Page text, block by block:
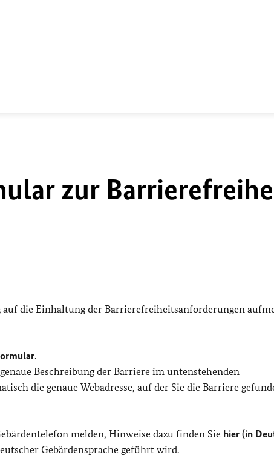
zur
auf die Einhaltung der Barrierefreiheitsanforderungen
.
Beschreibung der Barriere im untenstehenden
die genaue Webadresse, auf der Sie die Barriere
melden, Hinweise dazu finden Sie hier (in
Gebärdensprache geführt wird.